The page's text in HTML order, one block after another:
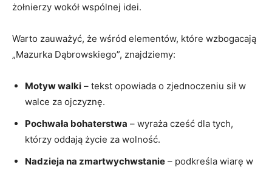
żołnierzy wokół wspólnej idei.
Warto zauważyć, że wśród elementów, które wzbogacają
„Mazurka​ Dąbrowskiego”, ⁢znajdziemy:
Motyw walki – tekst opowiada o zjednoczeniu ​sił ​w
walce za ‍ojczyznę.
Pochwała bohaterstwa – wyraża cześć dla tych,
którzy‌ oddają życie⁢ za wolność.
Nadzieja na zmartwychwstanie – podkreśla wiarę w